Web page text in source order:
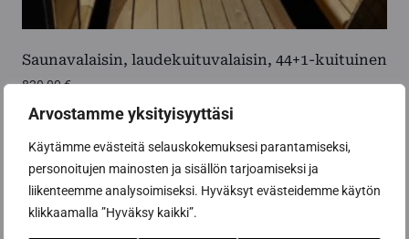
Arvostamme yksityisyyttäsi
Käytämme evästeitä selauskokemuksesi parantamiseksi,
personoitujen mainosten ja sisällön tarjoamiseksi ja
liikenteemme analysoimiseksi. Hyväksyt evästeidemme käytön
klikkaamalla ”Hyväksy kaikki”.
Saunavalaisin, laudekuituvalaisin, 44+1-kuituinen
820,00€